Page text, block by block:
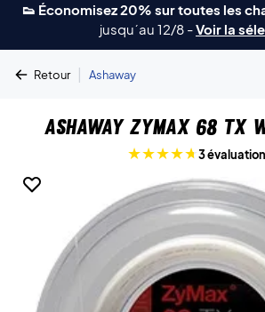
👟 Économisez 20% sur toutes les
jusqu´au 12/8 -Voir la
Retour | Ashaway
Ashaway Zymax 68 TX
3